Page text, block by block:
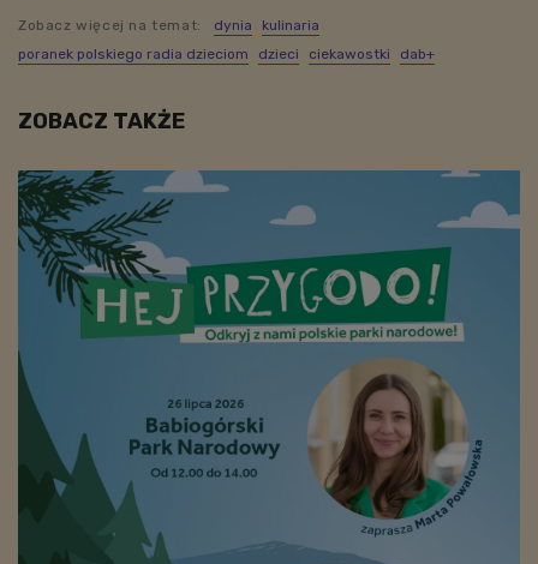
Zobacz więcej na temat: dynia
kulinaria
poranek polskiego radia dzieciom
dzieci ciekawostki dab+
ZOBACZ TAKŻE